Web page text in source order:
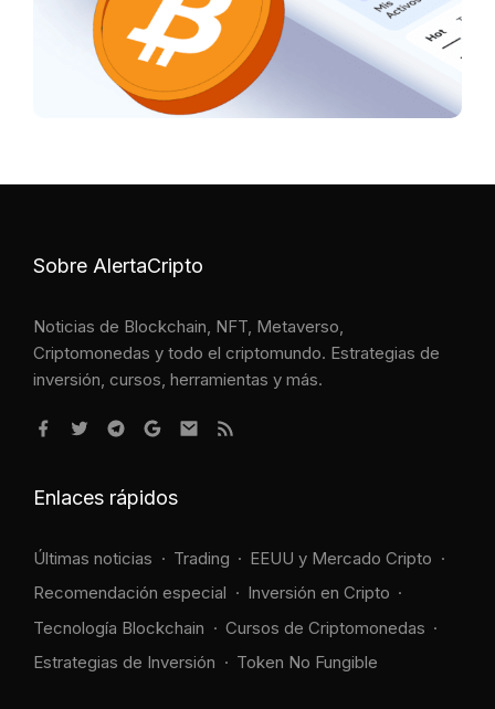
Sobre AlertaCripto
Noticias de Blockchain, NFT, Metaverso,
Criptomonedas y todo el criptomundo. Estrategias de
inversión, cursos, herramientas y más.
Enlaces rápidos
Últimas noticias Trading
EEUU y Mercado Cripto
Recomendación especial
Inversión en Cripto
Tecnología Blockchain
Cursos de Criptomonedas
Estrategias de Inversión
Token No Fungible